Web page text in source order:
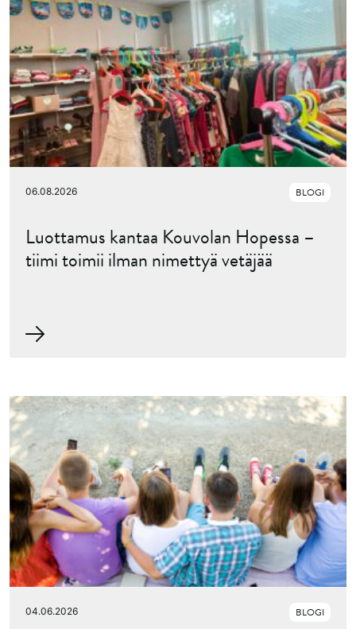
06.08.2026 BLOGI
Luottamus kantaa Kouvolan Hopessa –
tiimi toimii ilman nimettyä vetäjää
04.06.2026 BLOGI